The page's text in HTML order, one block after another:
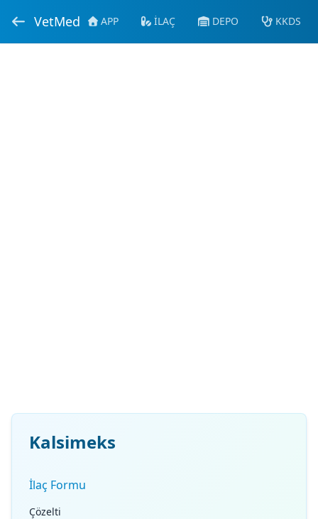
VetMed APP İLAÇ DEPO KKDS
Kalsimeks
İlaç Formu
Çözelti